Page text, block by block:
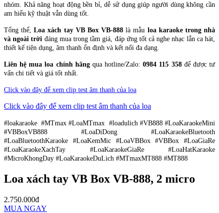
nhóm. Khả năng hoạt động bền bỉ, dễ sử dụng giúp người dùng không cần
am hiểu kỹ thuật vẫn dùng tốt.
Tổng thể,Loa xách tay VB Box VB-888 là mẫu loa karaoke trong nhà
và ngoài trời đáng mua trong tầm giá, đáp ứng tốt cả nghe nhạc lẫn ca hát,
thiết kế tiện dụng, âm thanh ổn định và kết nối đa dạng.
Liên hệ mua loa chính hãngqua hotline/Zalo:0984 115 358để được tư
vấn chi tiết và giá tốt nhất.
Click vào đây để xem clip test âm thanh của loa
Click vào đây để xem clip test âm thanh của loa
#loakaraoke #MTmax #LoaMTmax #loadulich #VB888 #LoaKaraokeMini
#VBBoxVB888 #LoaDiDong #LoaKaraokeBluetooth
#LoaBluetoothKaraoke #LoaKemMic #LoaVBBox #VBBox #LoaGiaRe
#LoaKaraokeXachTay #LoaKaraokeGiaRe #LoaHatKaraoke
#MicroKhongDay #LoaKaraokeDuLich #MTmaxMT888 #MT888
Loa xách tay VB Box VB-888, 2 micro
2.750.000đ
MUA NGAY